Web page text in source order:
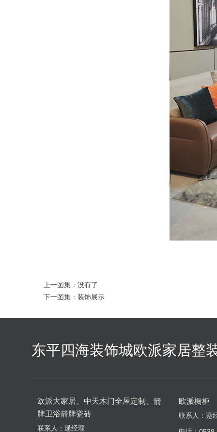
上一图集：没有了
下一图集： 装饰展示
东平四海装饰城欧派家居整
欧派大家居、中天木门全屋定制、箭
牌卫浴箭牌瓷砖
联系人：逯经理
欧派橱柜
联系人：逯